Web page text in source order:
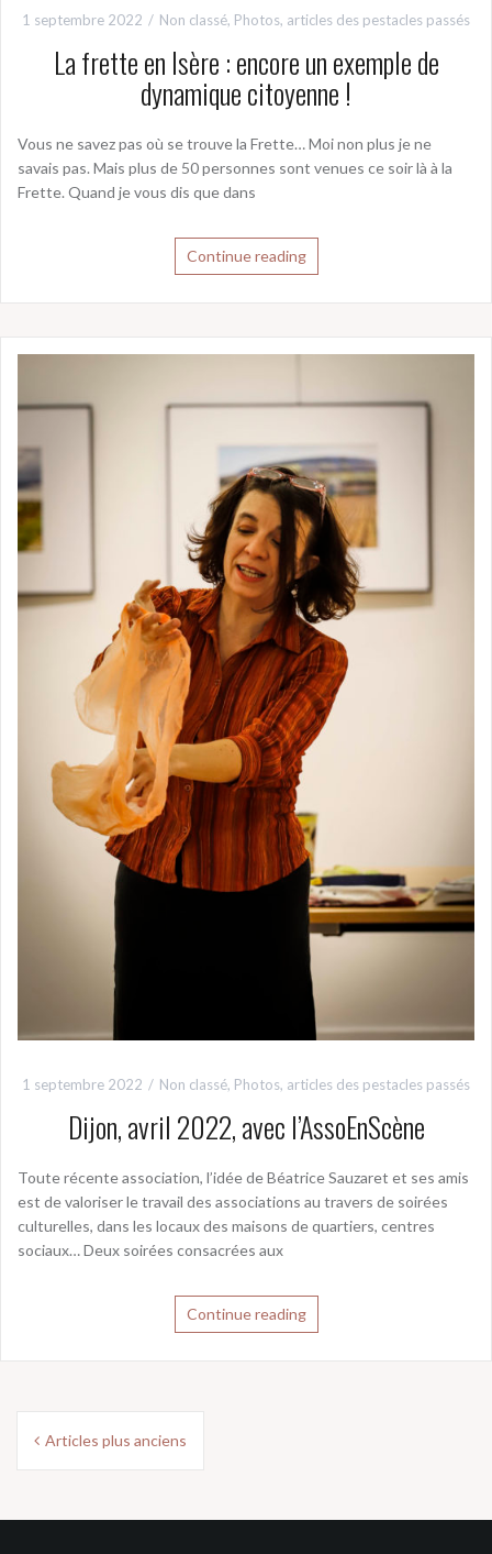
1 septembre 2022 Non classé, Photos, articles des pestacles passés
La frette en Isère : encore un exemple de
dynamique citoyenne !
Vous ne savez pas où se trouve la Frette… Moi non plus je ne
savais pas. Mais plus de 50 personnes sont venues ce soir là à la
Frette. Quand je vous dis que dans
Continue reading
1 septembre 2022 Non classé, Photos, articles des pestacles passés
Dijon, avril 2022, avec l’AssoEnScène
Toute récente association, l’idée de Béatrice Sauzaret et ses amis
est de valoriser le travail des associations au travers de soirées
culturelles, dans les locaux des maisons de quartiers, centres
sociaux… Deux soirées consacrées aux
Continue reading
Navigation
Articles plus anciens